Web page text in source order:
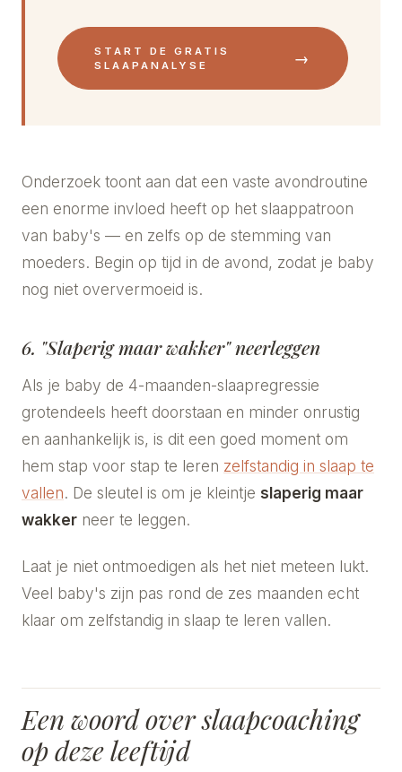
START DE GRATIS
SLAAPANALYSE
→
Onderzoek toont aan dat een vaste avondroutine
een enorme invloed heeft op het slaappatroon
van baby's — en zelfs op de stemming van
moeders. Begin op tijd in de avond, zodat je baby
nog niet oververmoeid is.
6. "Slaperig maar wakker" neerleggen
Als je baby de 4-maanden-slaapregressie
grotendeels heeft doorstaan en minder onrustig
en aanhankelijk is, is dit een goed moment om
hem stap voor stap te leren zelfstandig in slaap te
vallen. De sleutel is om je kleintje slaperig maar
wakker neer te leggen.
Laat je niet ontmoedigen als het niet meteen lukt.
Veel baby's zijn pas rond de zes maanden echt
klaar om zelfstandig in slaap te leren vallen.
Een woord over slaapcoaching
op deze leeftijd